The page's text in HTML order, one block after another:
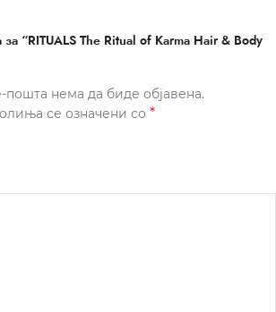
за “RITUALS The Ritual of Karma Hair & Body
пошта нема да биде објавена.
се означени со *